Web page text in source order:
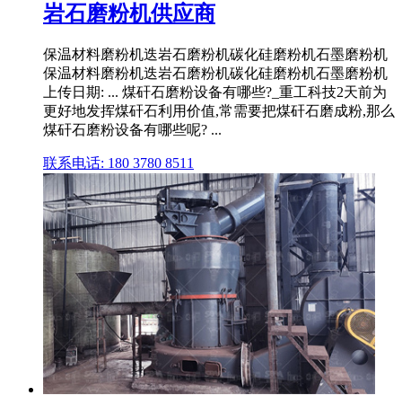
岩石磨粉机供应商
保温材料磨粉机迭岩石磨粉机碳化硅磨粉机石墨磨粉机
保温材料磨粉机迭岩石磨粉机碳化硅磨粉机石墨磨粉机
上传日期: ... 煤矸石磨粉设备有哪些?_重工科技2天前为
更好地发挥煤矸石利用价值,常需要把煤矸石磨成粉,那么
煤矸石磨粉设备有哪些呢? ...
联系电话: 180 3780 8511